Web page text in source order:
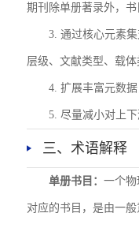
期刊除单册著录外，
3. 通过核心元素
层级、文献类型、载
4. 扩展丰富元数
5. 尽量减小对上
三、术语解释
单册书目： 一个物
对应的书目，是由一